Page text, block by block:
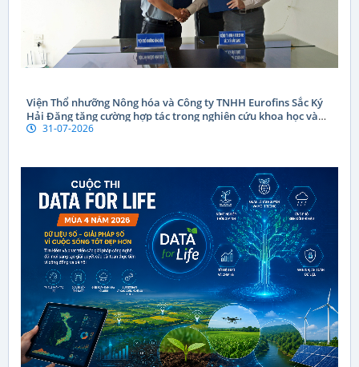
Viện Thổ nhưỡng Nông hóa và Công ty TNHH Eurofins Sắc Ký
Hải Đăng tăng cường hợp tác trong nghiên cứu khoa học và
chuyển giao công nghệ
31-07-2026